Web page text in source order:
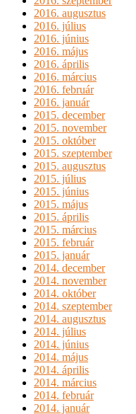
2016. augusztus
2016. július
2016. június
2016. május
2016. április
2016. március
2016. február
2016. január
2015. december
2015. november
2015. október
2015. szeptember
2015. augusztus
2015. július
2015. június
2015. május
2015. április
2015. március
2015. február
2015. január
2014. december
2014. november
2014. október
2014. szeptember
2014. augusztus
2014. július
2014. június
2014. május
2014. április
2014. március
2014. február
2014. január